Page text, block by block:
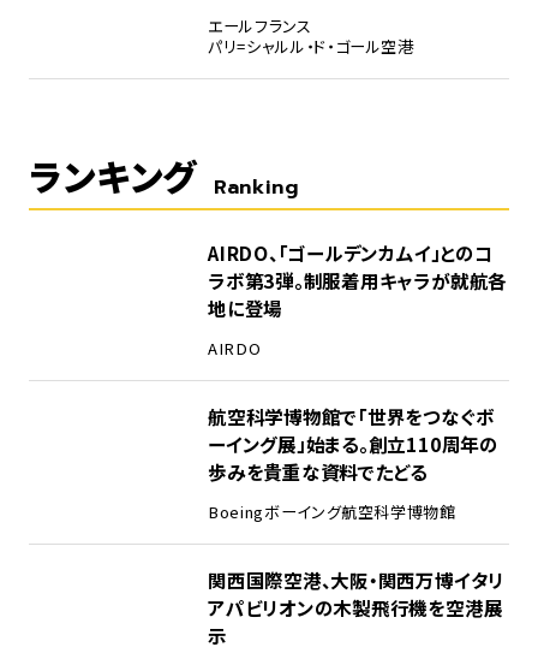
エールフランス
パリ=シャルル・ド・ゴール空港
ランキング Ranking
AIRDO、「ゴールデンカムイ」とのコ
ラボ第3弾。制服着用キャラが就航各
地に登場
AIRDO
航空科学博物館で「世界をつなぐボ
ーイング展」始まる。創立110周年の
歩みを貴重な資料でたどる
Boeingボーイング航空科学博物館
関西国際空港、大阪・関西万博イタリ
アパビリオンの木製飛行機を空港展
示